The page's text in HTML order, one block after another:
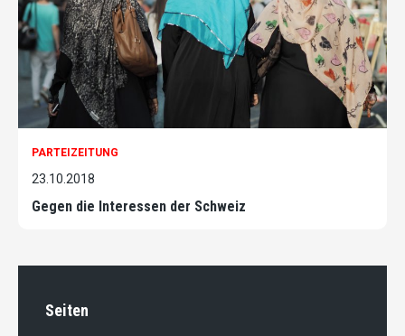
PARTEIZEITUNG
23.10.2018
Gegen die Interessen der Schweiz
Seiten